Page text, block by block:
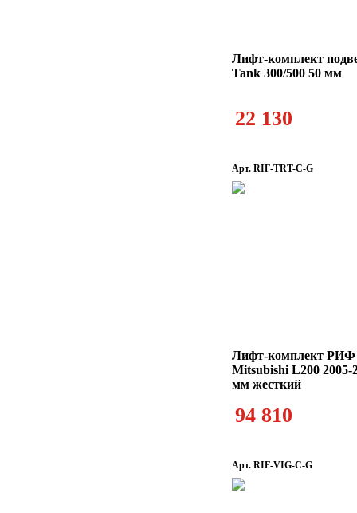
Лифт-комплект
Tank 300/500 50 мм
22 130
Арт. RIF-TRT-C-G
Лифт-комплект РИФ
Mitsubishi L200 2005-
мм жесткий
94 810
Арт. RIF-VIG-C-G